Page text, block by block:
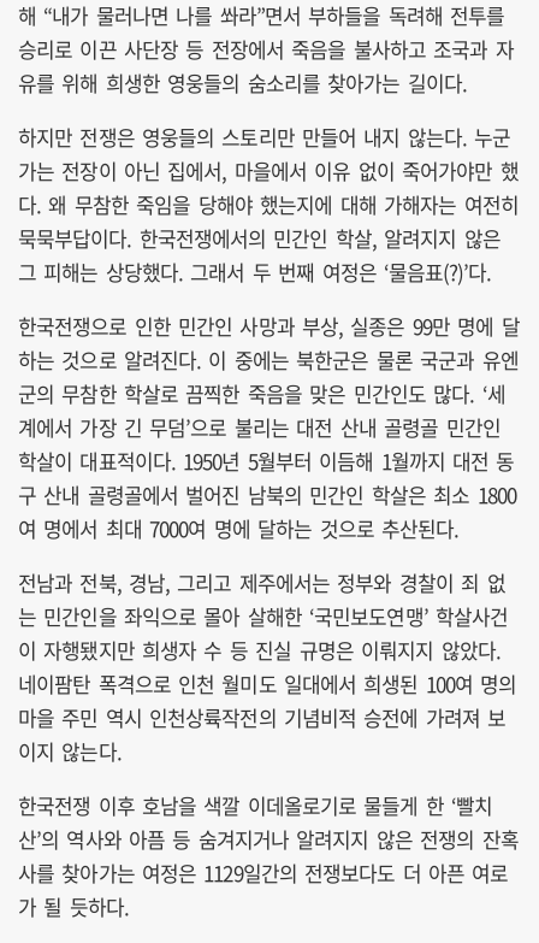
해 “내가 물러나면 나를 쏴라”면서 부하들을 독려해 전투를
승리로 이끈 사단장 등 전장에서 죽음을 불사하고 조국과 자
유를 위해 희생한 영웅들의 숨소리를 찾아가는 길이다.
하지만 전쟁은 영웅들의 스토리만 만들어 내지 않는다. 누군
가는 전장이 아닌 집에서, 마을에서 이유 없이 죽어가야만 했
다. 왜 무참한 죽임을 당해야 했는지에 대해 가해자는 여전히
묵묵부답이다. 한국전쟁에서의 민간인 학살, 알려지지 않은
그 피해는 상당했다. 그래서 두 번째 여정은 ‘물음표(?)’다.
한국전쟁으로 인한 민간인 사망과 부상, 실종은 99만 명에 달
하는 것으로 알려진다. 이 중에는 북한군은 물론 국군과 유엔
군의 무참한 학살로 끔찍한 죽음을 맞은 민간인도 많다. ‘세
계에서 가장 긴 무덤’으로 불리는 대전 산내 골령골 민간인
학살이 대표적이다. 1950년 5월부터 이듬해 1월까지 대전 동
구 산내 골령골에서 벌어진 남북의 민간인 학살은 최소 1800
여 명에서 최대 7000여 명에 달하는 것으로 추산된다.
전남과 전북, 경남, 그리고 제주에서는 정부와 경찰이 죄 없
는 민간인을 좌익으로 몰아 살해한 ‘국민보도연맹’ 학살사건
이 자행됐지만 희생자 수 등 진실 규명은 이뤄지지 않았다.
네이팜탄 폭격으로 인천 월미도 일대에서 희생된 100여 명의
마을 주민 역시 인천상륙작전의 기념비적 승전에 가려져 보
이지 않는다.
한국전쟁 이후 호남을 색깔 이데올로기로 물들게 한 ‘빨치
산’의 역사와 아픔 등 숨겨지거나 알려지지 않은 전쟁의 잔혹
사를 찾아가는 여정은 1129일간의 전쟁보다도 더 아픈 여로
가 될 듯하다.